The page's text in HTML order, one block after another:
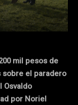
mil pesos de
el paradero
Osvaldo
por Noriel